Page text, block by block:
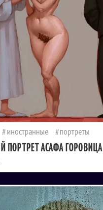
иностранные портреты
ПОРТРЕТ АСАФА ГОРОВИЦА